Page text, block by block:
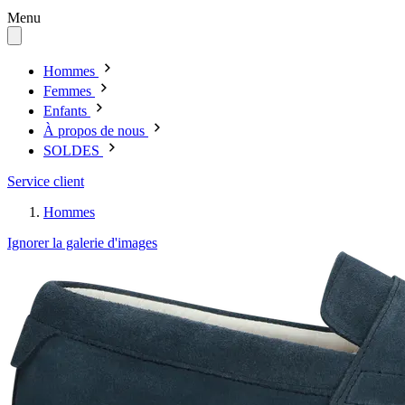
Menu
Hommes
Femmes
Enfants
À propos de nous
SOLDES
Service client
Hommes
Ignorer la galerie d'images